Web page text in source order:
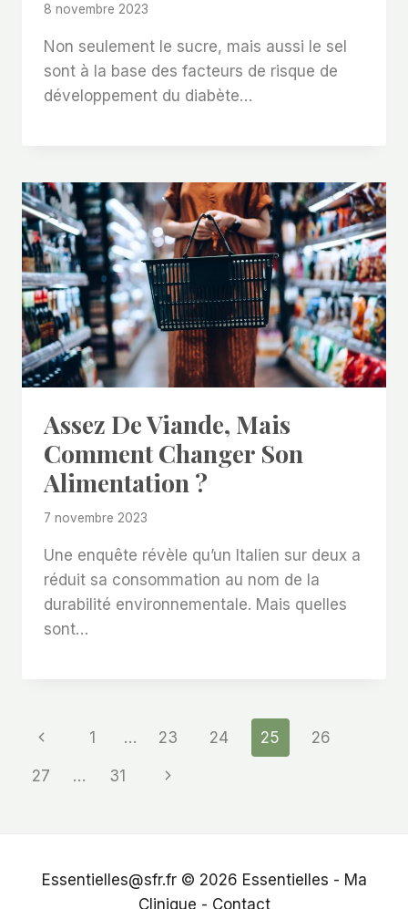
8 novembre 2023
Non seulement le sucre, mais aussi le sel
sont à la base des facteurs de risque de
développement du diabète…
Assez De Viande, Mais
Comment Changer Son
Alimentation ?
7 novembre 2023
Une enquête révèle qu’un Italien sur deux a
réduit sa consommation au nom de la
durabilité environnementale. Mais quelles
sont…
Page
Navigation
Previous
Page
1 … 23 24 25 26
27 … 31
Next
Essentielles@sfr.fr © 2026 Essentielles - Ma
Clinique - Contact